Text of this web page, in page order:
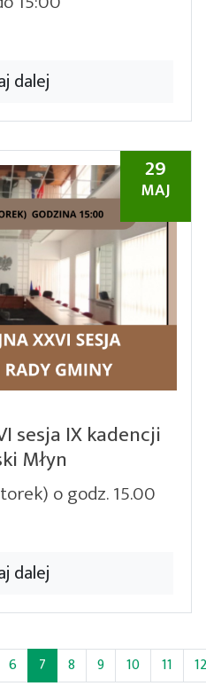
dalej
29
MAJ
sesja IX kadencji
Młyn
o godz. 15.00
dalej
6 7 (bieżąca)
8 9 10 11
12